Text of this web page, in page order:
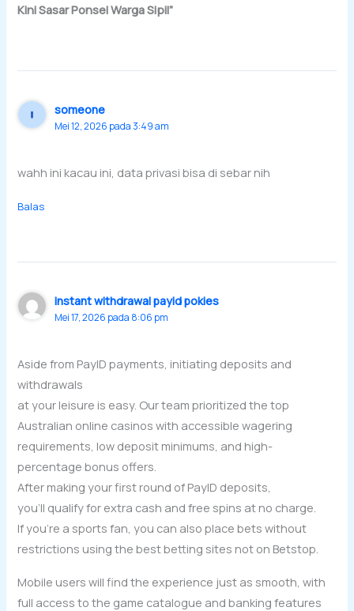
Kini Sasar Ponsel Warga Sipil”
someone
Mei 12, 2026 pada 3:49 am
wahh ini kacau ini, data privasi bisa di sebar nih
Balas
instant withdrawal payid pokies
Mei 17, 2026 pada 8:06 pm
Aside from PayID payments, initiating deposits and
withdrawals
at your leisure is easy. Our team prioritized the top
Australian online casinos with accessible wagering
requirements, low deposit minimums, and high-
percentage bonus offers.
After making your first round of PayID deposits,
you’ll qualify for extra cash and free spins at no charge.
If you’re a sports fan, you can also place bets without
restrictions using the best betting sites not on Betstop.
Mobile users will find the experience just as smooth, with
full access to the game catalogue and banking features